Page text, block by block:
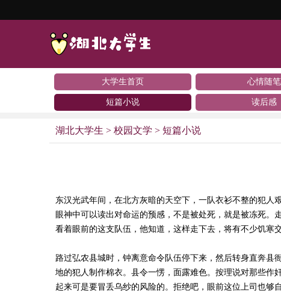
大学生首页 心情随笔
短篇小说 读后感
湖北大学生 > 校园文学 > 短篇小说
东汉光武年间，在北方灰暗的天空下，一队衣衫不整的犯
眼神中可以读出对命运的预感，不是被处死，就是被冻死
看着眼前的这支队伍，他知道，这样走下去，将有不少饥寒
路过弘农县城时，钟离意命令队伍停下来，然后转身直奔
地的犯人制作棉衣。县令一愣，面露难色。按理说对那些
起来可是要冒丢乌纱的风险的。拒绝吧，眼前这位上司也